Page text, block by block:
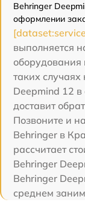
Behringer
оформлении
выполняется
оборудования
таких
Deepmind 12
доставит
Позвоните и
Behringer в
рассчитает
Behringer
Behringer
среднем